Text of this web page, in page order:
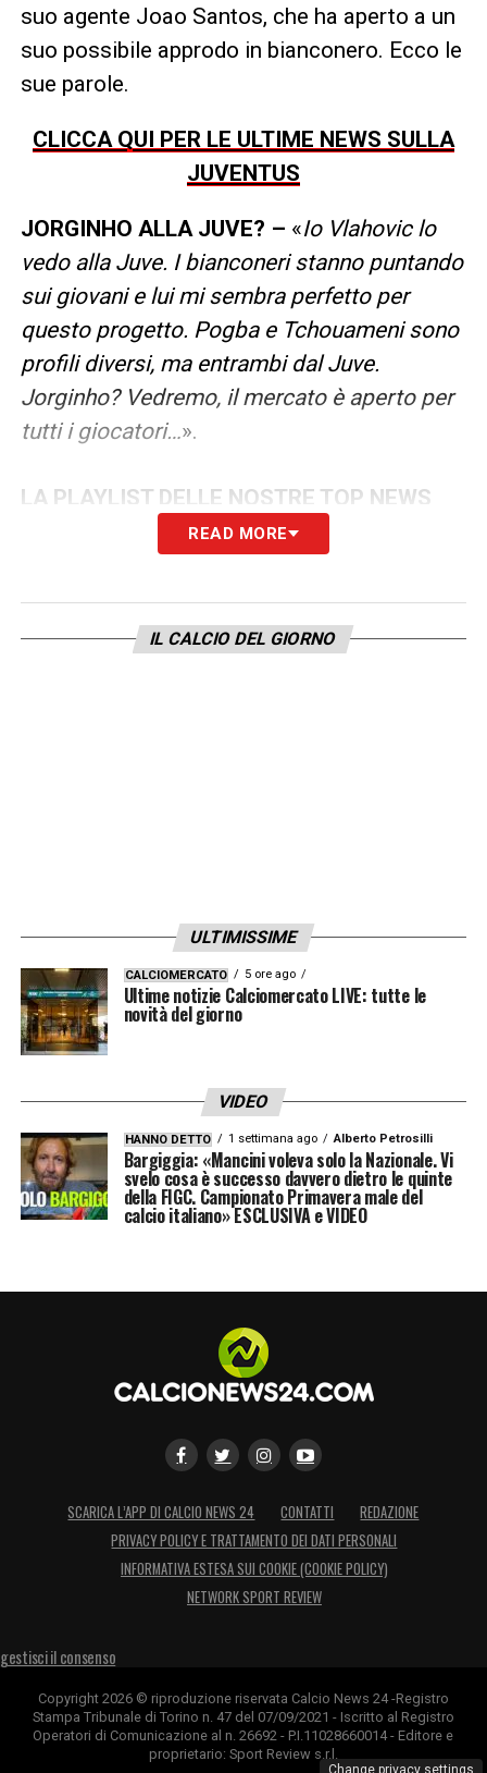
suo agente Joao Santos, che ha aperto a un
suo possibile approdo in bianconero. Ecco le
sue parole.
CLICCA QUI PER LE ULTIME NEWS SULLA
JUVENTUS
JORGINHO ALLA JUVE? – «Io Vlahovic lo
vedo alla Juve. I bianconeri stanno puntando
sui giovani e lui mi sembra perfetto per
questo progetto. Pogba e Tchouameni sono
profili diversi, ma entrambi dal Juve.
Jorginho? Vedremo, il mercato è aperto per
tutti i giocatori…».
LA PLAYLIST DELLE NOSTRE TOP NEWS
READ MORE
IL CALCIO DEL GIORNO
ULTIMISSIME
CALCIOMERCATO 5 ore ago
Ultime notizie Calciomercato LIVE: tutte le
novità del giorno
VIDEO
HANNO DETTO 1 settimana ago Alberto Petrosilli
Bargiggia: «Mancini voleva solo la Nazionale. Vi
svelo cosa è successo davvero dietro le quinte
della FIGC. Campionato Primavera male del
calcio italiano» ESCLUSIVA e VIDEO
SCARICA L’APP DI CALCIO NEWS 24 CONTATTI
REDAZIONE
PRIVACY POLICY E TRATTAMENTO DEI DATI PERSONALI
INFORMATIVA ESTESA SUI COOKIE (COOKIE POLICY)
NETWORK SPORT REVIEW
gestisci il consenso
Copyright 2026 © riproduzione riservata Calcio News 24 -Registro
Stampa Tribunale di Torino n. 47 del 07/09/2021 - Iscritto al Registro
Operatori di Comunicazione al n. 26692 - P.I.11028660014 - Editore e
proprietario: Sport Review s.r.l.
Change privacy settings